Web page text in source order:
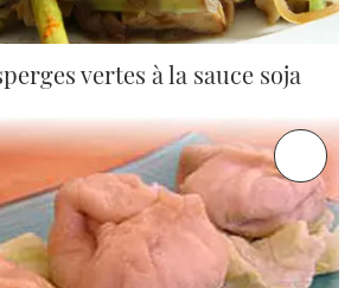
vertes à la sauce soja